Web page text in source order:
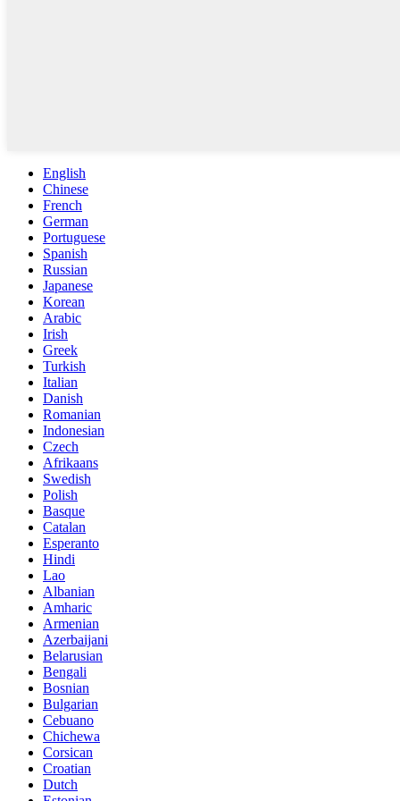
English
Chinese
French
German
Portuguese
Spanish
Russian
Japanese
Korean
Arabic
Irish
Greek
Turkish
Italian
Danish
Romanian
Indonesian
Czech
Afrikaans
Swedish
Polish
Basque
Catalan
Esperanto
Hindi
Lao
Albanian
Amharic
Armenian
Azerbaijani
Belarusian
Bengali
Bosnian
Bulgarian
Cebuano
Chichewa
Corsican
Croatian
Dutch